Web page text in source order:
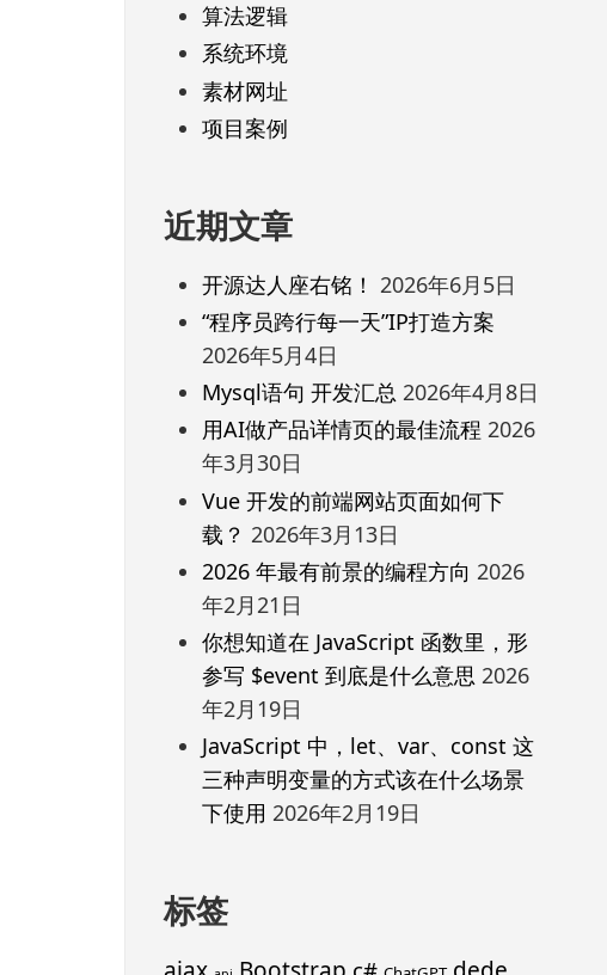
算法逻辑
系统环境
素材网址
项目案例
近期文章
开源达人座右铭！ 2026年6月5日
“程序员跨行每一天”IP打造方案
2026年5月4日
Mysql语句 开发汇总 2026年4月8日
用AI做产品详情页的最佳流程 2026
年3月30日
Vue 开发的前端网站页面如何下
载？ 2026年3月13日
2026 年最有前景的编程方向 2026
年2月21日
你想知道在 JavaScript 函数里，形
参写 $event 到底是什么意思 2026
年2月19日
JavaScript 中，let、var、const 这
三种声明变量的方式该在什么场景
下使用 2026年2月19日
标签